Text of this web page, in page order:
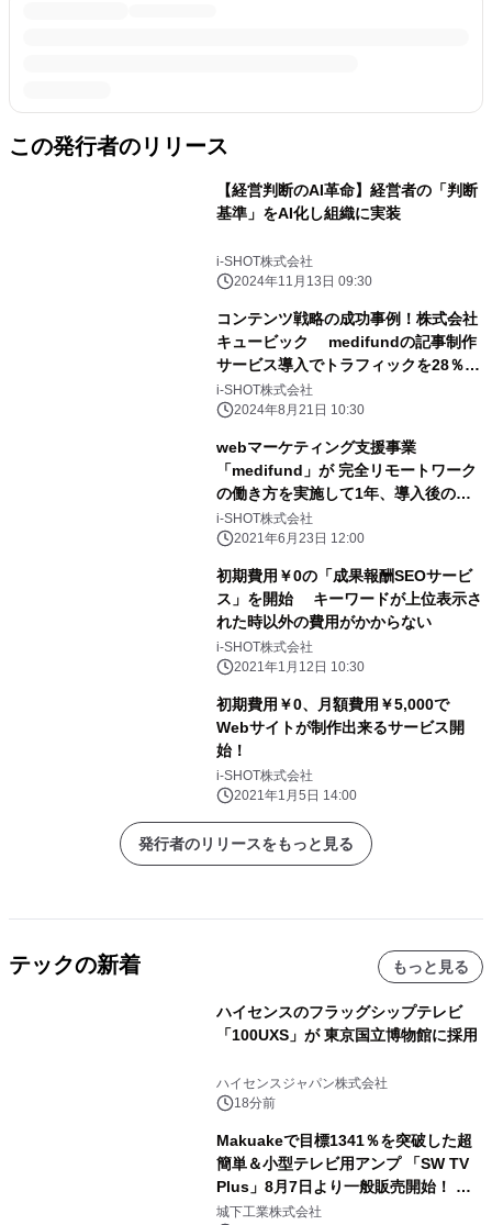
この発行者のリリース
【経営判断のAI革命】経営者の「判断
基準」をAI化し組織に実装
i-SHOT株式会社
2024年11月13日 09:30
コンテンツ戦略の成功事例！株式会社
キュービック medifundの記事制作
サービス導入でトラフィックを28％向
上
i-SHOT株式会社
2024年8月21日 10:30
webマーケティング支援事業
「medifund」が 完全リモートワーク
の働き方を実施して1年、導入後の実
績を報告 会社の月次売上総利益は前
年同月比で約240％増を達成
i-SHOT株式会社
2021年6月23日 12:00
初期費用￥0の「成果報酬SEOサービ
ス」を開始 キーワードが上位表示さ
れた時以外の費用がかからない
i-SHOT株式会社
2021年1月12日 10:30
初期費用￥0、月額費用￥5,000で
Webサイトが制作出来るサービス開
始！
i-SHOT株式会社
2021年1月5日 14:00
発行者のリリースをもっと見る
テックの新着 もっと見る
ハイセンスのフラッグシップテレビ
「100UXS」が 東京国立博物館に採用
ハイセンスジャパン株式会社
18分前
Makuakeで目標1341％を突破した超
簡単＆小型テレビ用アンプ 「SW TV
Plus」8月7日より一般販売開始！ ケ
ーブル1本つなぐだけ、テレビの音が
城下工業株式会社